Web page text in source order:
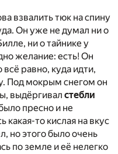
взвалить тюк на спину
Он уже не думал ни о
ни о тайнике у
желание: есть! Он
равно, куда идти,
Под мокрым снегом он
выдёргивал стебли
пресно и не
то кислая на вкус
но этого было очень
по земле и её нелегко